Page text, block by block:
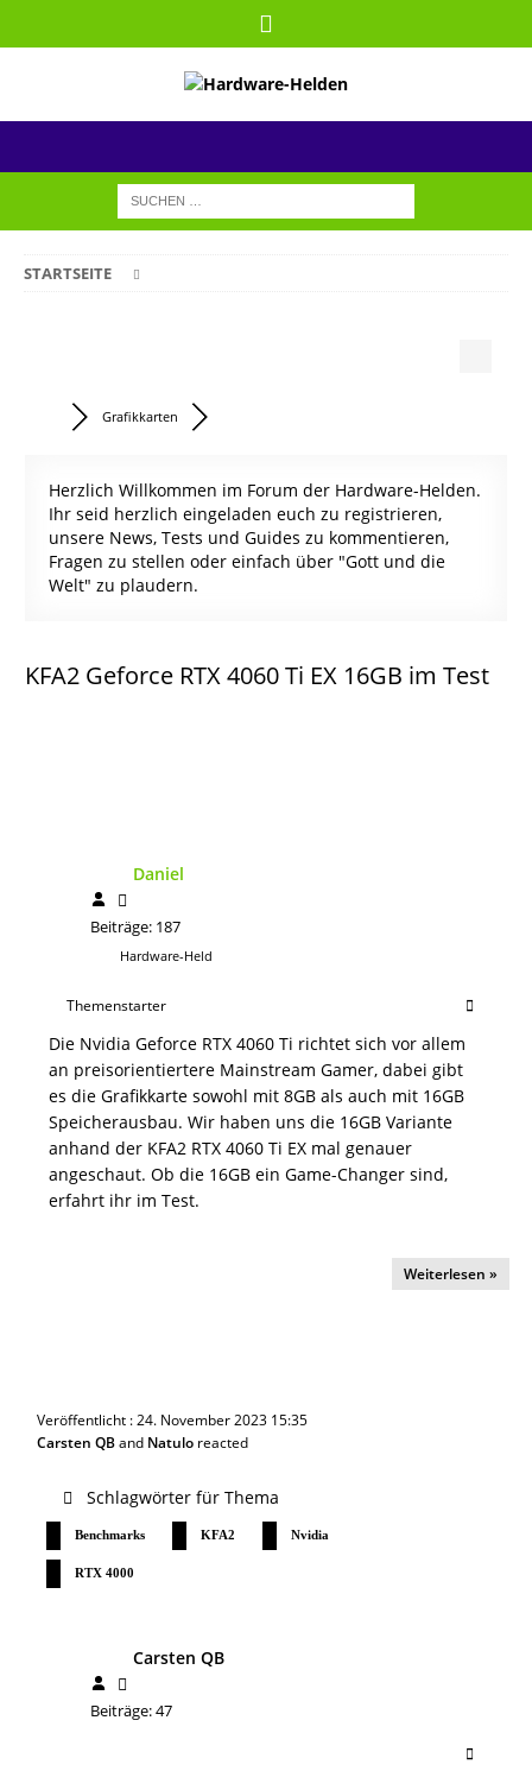
STARTSEITE
Grafikkarten
Herzlich Willkommen im Forum der Hardware-Helden.
Ihr seid herzlich eingeladen euch zu registrieren,
unsere News, Tests und Guides zu kommentieren,
Fragen zu stellen oder einfach über "Gott und die
Welt" zu plaudern.
KFA2 Geforce RTX 4060 Ti EX 16GB im Test
Daniel
Beiträge: 187
Hardware-Held
Themenstarter
Die Nvidia Geforce RTX 4060 Ti richtet sich vor allem
an preisorientiertere Mainstream Gamer, dabei gibt
es die Grafikkarte sowohl mit 8GB als auch mit 16GB
Speicherausbau. Wir haben uns die 16GB Variante
anhand der KFA2 RTX 4060 Ti EX mal genauer
angeschaut. Ob die 16GB ein Game-Changer sind,
erfahrt ihr im Test.
Weiterlesen »
Veröffentlicht : 24. November 2023 15:35
Carsten QBand Natulo reacted
Schlagwörter für Thema
Benchmarks KFA2 Nvidia
RTX 4000
Carsten QB
Beiträge: 47